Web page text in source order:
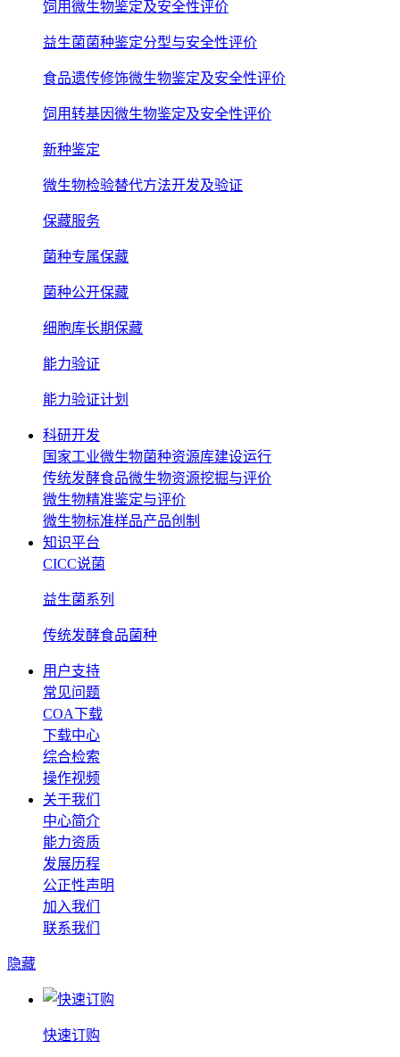
饲用微生物鉴定及安全性评价
益生菌菌种鉴定分型与安全性评价
食品遗传修饰微生物鉴定及安全性评价
饲用转基因微生物鉴定及安全性评价
新种鉴定
微生物检验替代方法开发及验证
保藏服务
菌种专属保藏
菌种公开保藏
细胞库长期保藏
能力验证
能力验证计划
科研开发
国家工业微生物菌种资源库建设运行
传统发酵食品微生物资源挖掘与评价
微生物精准鉴定与评价
微生物标准样品产品创制
知识平台
CICC说菌
益生菌系列
传统发酵食品菌种
用户支持
常见问题
COA下载
下载中心
综合检索
操作视频
关于我们
中心简介
能力资质
发展历程
公正性声明
加入我们
联系我们
隐藏
快速订购